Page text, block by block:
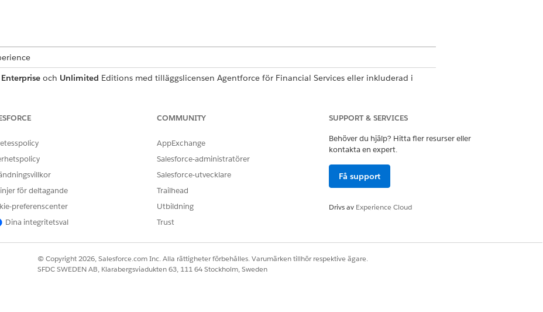
Enterpriseoch Unlimited Editions med tilläggslicensen Agentforce för Financial Services eller inkluderad i
ANVÄNDARBEHÖRIGHETER SOM KRÄVS FÖR ATT
Financial Services Cloud-tillägg ELLER FSC-tjänst
OCH
Åtkomst till banktjänsthjälp
agent: Hantera AI-agenter och Hantera Agentforce anställdas agenter
FinancialAccountTransactions
för deltagande
preferenscenter
Dina integritetsval
COMMUNITY
AppExchange
Salesforce-administratörer
Salesforce-utvecklare
Trailhead
Utbildning
Trust
SUPPORT & SERVICES
Behöver du hjälp? Hitta fler resurser eller
kontakta en expert.
Få support
Drivs av Experience Cloud
© Copyright 2026, Salesforce.com Inc. Alla rättigheter förbehålles. Varumärken tillhör respektive ägare.
SFDC SWEDEN AB, Klarabergsviadukten 63, 111 64 Stockholm, Sweden